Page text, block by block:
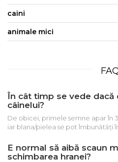
caini
animale mici
În cât timp se vede dacă
câinelui?
De obicei, primele semne apar în
iar blana/pielea se pot îmbunătăți
E normal să aibă scaun
schimbarea hranei?